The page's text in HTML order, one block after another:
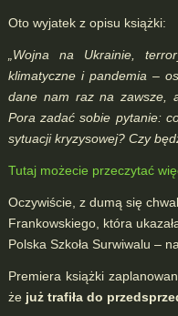
Oto wyjatek z opisu książki:
„Wojna na Ukrainie,
klimatyczne i pandemia –
dane nam raz na zawsze,
Pora zadać sobie pytanie:
sytuacji kryzysowej? Czy
Tutaj możecie przeczytać
Oczywiście, z dumą się
Frankowskiego, która
Polska Szkoła Surwiwalu –
Premiera książki
że już trafiła do